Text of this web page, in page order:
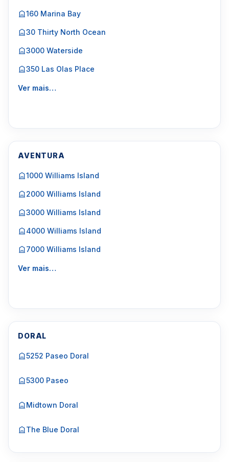
160 Marina Bay
30 Thirty North Ocean
3000 Waterside
350 Las Olas Place
Ver mais…
AVENTURA
1000 Williams Island
2000 Williams Island
3000 Williams Island
4000 Williams Island
7000 Williams Island
Ver mais…
DORAL
5252 Paseo Doral
5300 Paseo
Midtown Doral
The Blue Doral